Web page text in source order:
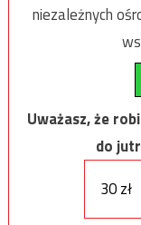
niezależnych
Uważasz, że
do
30 zł